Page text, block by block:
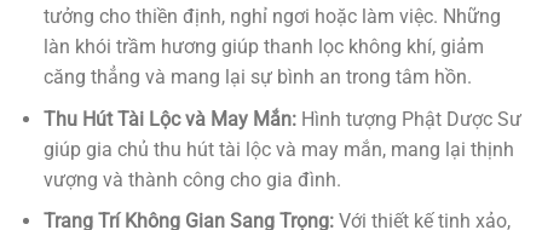
tưởng cho thiền định, nghỉ ngơi hoặc làm việc. Những
làn khói trầm hương giúp thanh lọc không khí, giảm
căng thẳng và mang lại sự bình an trong tâm hồn.
Thu Hút Tài Lộc và May Mắn:Hình tượng Phật Dược Sư
giúp gia chủ thu hút tài lộc và may mắn, mang lại thịnh
vượng và thành công cho gia đình.
Trang Trí Không Gian Sang Trọng:Với thiết kế tinh xảo,